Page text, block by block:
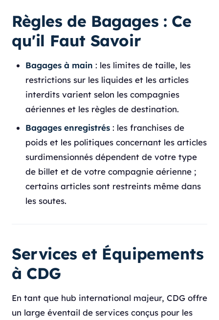
Règles de Bagages : Ce
qu'il Faut Savoir
Bagages à main : les limites de taille, les
restrictions sur les liquides et les articles
interdits varient selon les compagnies
aériennes et les règles de destination.
Bagages enregistrés : les franchises de
poids et les politiques concernant les articles
surdimensionnés dépendent de votre type
de billet et de votre compagnie aérienne ;
certains articles sont restreints même dans
les soutes.
Services et Équipements
à CDG
En tant que hub international majeur, CDG offre
un large éventail de services conçus pour les